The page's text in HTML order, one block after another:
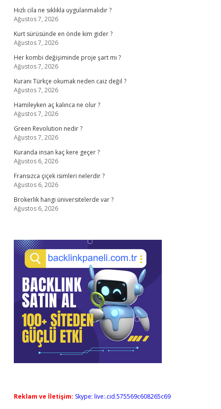
Hızlı cila ne sıklıkla uygulanmalıdır ?
Ağustos 7, 2026
Kurt sürüsünde en önde kim gider ?
Ağustos 7, 2026
Her kombi değişiminde proje şart mı ?
Ağustos 7, 2026
Kuranı Türkçe okumak neden caiz değil ?
Ağustos 7, 2026
Hamileyken aç kalınca ne olur ?
Ağustos 7, 2026
Green Revolution nedir ?
Ağustos 7, 2026
Kuranda insan kaç kere geçer ?
Ağustos 6, 2026
Fransızca çiçek isimleri nelerdir ?
Ağustos 6, 2026
Brokerlik hangi üniversitelerde var ?
Ağustos 6, 2026
Reklam ve İletişim: Skype: live:.cid.575569c608265c69